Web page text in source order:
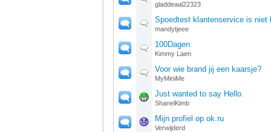
gladdeaal22323
Spoedtest klantenservice is niet
mandytjeee
100Dagen
Kimmy Laen
Voor wie brand jij een kaarsje?
MyMiniMe
Just wanted to say Hello.
ShanelKimb
Mijn profiel op ok.ru
Verwijderd